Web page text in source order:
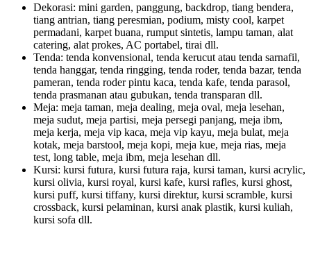
Dekorasi: mini garden, panggung, backdrop, tiang bendera,
tiang antrian, tiang peresmian, podium, misty cool, karpet
permadani, karpet buana, rumput sintetis, lampu taman, alat
catering, alat prokes, AC portabel, tirai dll.
Tenda: tenda konvensional, tenda kerucut atau tenda sarnafil,
tenda hanggar, tenda ringging, tenda roder, tenda bazar, tenda
pameran, tenda roder pintu kaca, tenda kafe, tenda parasol,
tenda prasmanan atau gubukan, tenda transparan dll.
Meja: meja taman, meja dealing, meja oval, meja lesehan,
meja sudut, meja partisi, meja persegi panjang, meja ibm,
meja kerja, meja vip kaca, meja vip kayu, meja bulat, meja
kotak, meja barstool, meja kopi, meja kue, meja rias, meja
test, long table, meja ibm, meja lesehan dll.
Kursi: kursi futura, kursi futura raja, kursi taman, kursi acrylic,
kursi olivia, kursi royal, kursi kafe, kursi rafles, kursi ghost,
kursi puff, kursi tiffany, kursi direktur, kursi scramble, kursi
crossback, kursi pelaminan, kursi anak plastik, kursi kuliah,
kursi sofa dll.